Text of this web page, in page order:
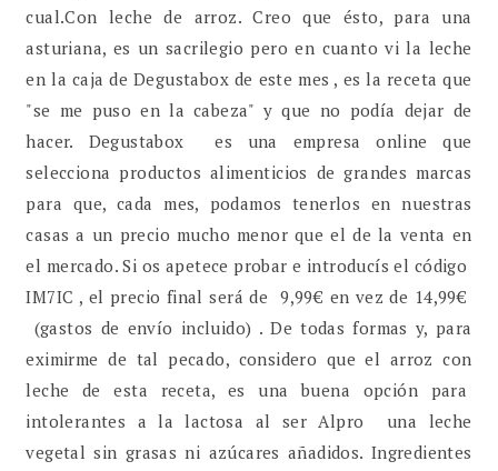
cual.Con leche de arroz. Creo que ésto, para una
asturiana, es un sacrilegio pero en cuanto vi la leche
en la caja de Degustabox de este mes , es la receta que
"se me puso en la cabeza" y que no podía dejar de
hacer. Degustabox es una empresa online que
selecciona productos alimenticios de grandes marcas
para que, cada mes, podamos tenerlos en nuestras
casas a un precio mucho menor que el de la venta en
el mercado. Si os apetece probar e introducís el código
IM7IC , el precio final será de 9,99€ en vez de 14,99€
(gastos de envío incluido) . De todas formas y, para
eximirme de tal pecado, considero que el arroz con
leche de esta receta, es una buena opción para
intolerantes a la lactosa al ser Alpro una leche
vegetal sin grasas ni azúcares añadidos. Ingredientes